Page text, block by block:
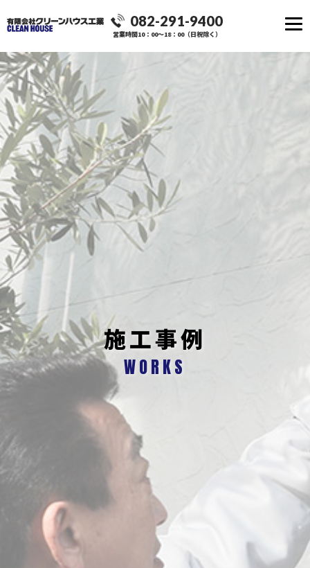
082-291-9400
営業時間10：00～18：00（日祝除く）
施工事例
WORKS